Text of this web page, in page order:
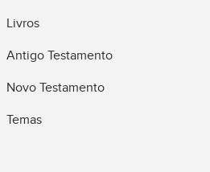
Livros
Antigo Testamento
Novo Testamento
Temas